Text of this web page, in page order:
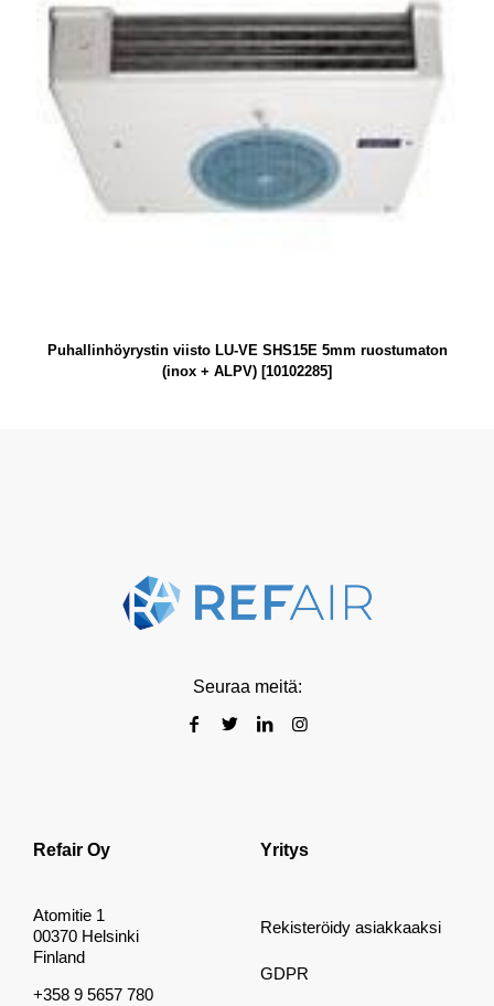
Puhallinhöyrystin viisto LU-VE SHS15E 5mm ruostumaton
(inox + ALPV) [10102285]
Seuraa meitä:
Refair Oy
Atomitie 1
00370 Helsinki
Finland
+358 9 5657 780
Yritys
Rekisteröidy asiakkaaksi
GDPR